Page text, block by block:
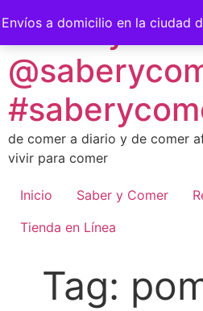
Envíos a domicilio en la ciudad
to
content
Saber y
de comer a diario y de comer
vivir para comer
Inicio Saber y Comer
Tienda en Línea
Tag: